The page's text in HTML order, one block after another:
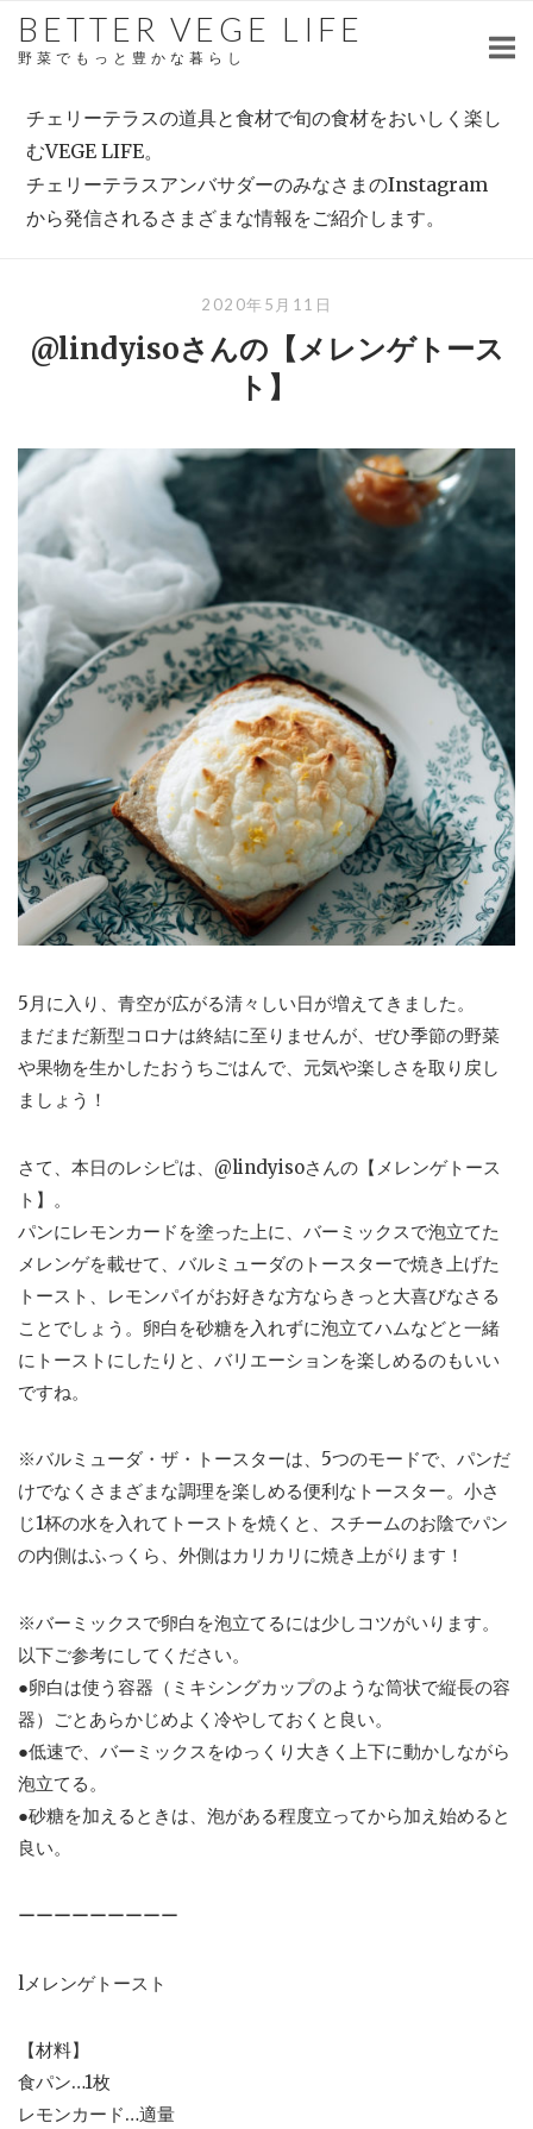
SkipBETTER VEGE LIFE
野菜でもっと豊かな暮らし
チェリーテラスの道具と食材で旬の食材をおいしく楽し
むVEGE LIFE。
チェリーテラスアンバサダーのみなさまのInstagram
から発信されるさまざまな情報をご紹介します。
2020年5月11日
@lindyisoさんの【メレンゲトース
ト】
5月に入り、青空が広がる清々しい日が増えてきました。
まだまだ新型コロナは終結に至りませんが、ぜひ季節の野菜
や果物を生かしたおうちごはんで、元気や楽しさを取り戻し
ましょう！
さて、本日のレシピは、@lindyisoさんの【メレンゲトース
ト】。
パンにレモンカードを塗った上に、バーミックスで泡立てた
メレンゲを載せて、バルミューダのトースターで焼き上げた
トースト、レモンパイがお好きな方ならきっと大喜びなさる
ことでしょう。卵白を砂糖を入れずに泡立てハムなどと一緒
にトーストにしたりと、バリエーションを楽しめるのもいい
ですね。
※バルミューダ・ザ・トースターは、5つのモードで、パンだ
けでなくさまざまな調理を楽しめる便利なトースター。小さ
じ1杯の水を入れてトーストを焼くと、スチームのお陰でパン
の内側はふっくら、外側はカリカリに焼き上がります！
※バーミックスで卵白を泡立てるには少しコツがいります。
以下ご参考にしてください。
●卵白は使う容器（ミキシングカップのような筒状で縦長の容
器）ごとあらかじめよく冷やしておくと良い。
●低速で、バーミックスをゆっくり大きく上下に動かしながら
泡立てる。
●砂糖を加えるときは、泡がある程度立ってから加え始めると
良い。
ーーーーーーーーー
lメレンゲトースト
【材料】
食パン…1枚
レモンカード…適量